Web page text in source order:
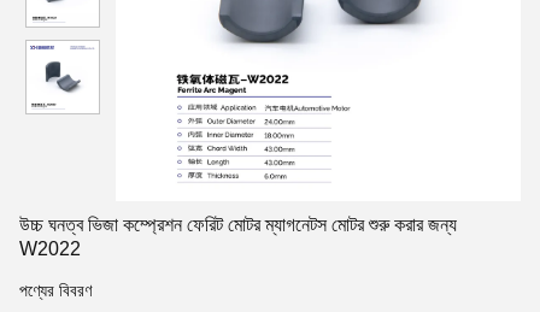
উচ্চ ঘনত্ব ভিজা কম্প্রেশন ফেরিট মোটর ম্যাগনেটস মোটর শুরু করার জন্য
W2022
পণ্যের বিবরণ